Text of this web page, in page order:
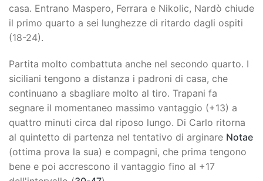
casa. Entrano Maspero, Ferrara e Nikolic, Nardò chiude
il primo quarto a sei lunghezze di ritardo dagli ospiti
(18-24).
Partita molto combattuta anche nel secondo quarto. I
siciliani tengono a distanza i padroni di casa, che
continuano a sbagliare molto al tiro. Trapani fa
segnare il momentaneo massimo vantaggio (+13) a
quattro minuti circa dal riposo lungo. Di Carlo ritorna
al quintetto di partenza nel tentativo di arginare Notae
(ottima prova la sua) e compagni, che prima tengono
bene e poi accrescono il vantaggio fino al +17